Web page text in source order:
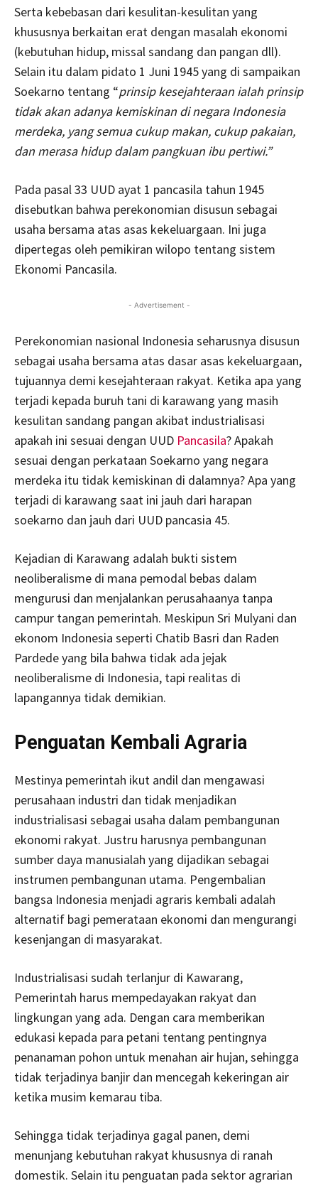
Serta kebebasan dari kesulitan-kesulitan yang
khususnya berkaitan erat dengan masalah ekonomi
(kebutuhan hidup, missal sandang dan pangan dll).
Selain itu dalam pidato 1 Juni 1945 yang di sampaikan
Soekarno tentang “prinsip kesejahteraan ialah prinsip
tidak akan adanya kemiskinan di negara Indonesia
merdeka, yang semua cukup makan, cukup pakaian,
dan merasa hidup dalam pangkuan ibu pertiwi.”
Pada pasal 33 UUD ayat 1 pancasila tahun 1945
disebutkan bahwa perekonomian disusun sebagai
usaha bersama atas asas kekeluargaan. Ini juga
dipertegas oleh pemikiran wilopo tentang sistem
Ekonomi Pancasila.
- Advertisement -
Perekonomian nasional Indonesia seharusnya disusun
sebagai usaha bersama atas dasar asas kekeluargaan,
tujuannya demi kesejahteraan rakyat. Ketika apa yang
terjadi kepada buruh tani di karawang yang masih
kesulitan sandang pangan akibat industrialisasi
apakah ini sesuai dengan UUD Pancasila? Apakah
sesuai dengan perkataan Soekarno yang negara
merdeka itu tidak kemiskinan di dalamnya? Apa yang
terjadi di karawang saat ini jauh dari harapan
soekarno dan jauh dari UUD pancasia 45.
Kejadian di Karawang adalah bukti sistem
neoliberalisme di mana pemodal bebas dalam
mengurusi dan menjalankan perusahaanya tanpa
campur tangan pemerintah. Meskipun Sri Mulyani dan
ekonom Indonesia seperti Chatib Basri dan Raden
Pardede yang bila bahwa tidak ada jejak
neoliberalisme di Indonesia, tapi realitas di
lapangannya tidak demikian.
Penguatan Kembali Agraria
Mestinya pemerintah ikut andil dan mengawasi
perusahaan industri dan tidak menjadikan
industrialisasi sebagai usaha dalam pembangunan
ekonomi rakyat. Justru harusnya pembangunan
sumber daya manusialah yang dijadikan sebagai
instrumen pembangunan utama. Pengembalian
bangsa Indonesia menjadi agraris kembali adalah
alternatif bagi pemerataan ekonomi dan mengurangi
kesenjangan di masyarakat.
Industrialisasi sudah terlanjur di Kawarang,
Pemerintah harus mempedayakan rakyat dan
lingkungan yang ada. Dengan cara memberikan
edukasi kepada para petani tentang pentingnya
penanaman pohon untuk menahan air hujan, sehingga
tidak terjadinya banjir dan mencegah kekeringan air
ketika musim kemarau tiba.
Sehingga tidak terjadinya gagal panen, demi
menunjang kebutuhan rakyat khususnya di ranah
domestik. Selain itu penguatan pada sektor agrarian